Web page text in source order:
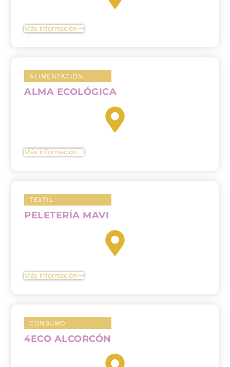
Más información
ALIMENTACIÓN
ALMA ECOLÓGICA
Más información
TEXTIL
PELETERÍA MAVI
Más información
CONSUMO
4ECO ALCORCÓN